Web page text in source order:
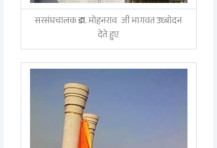
सरसंघचालकडा.मोहनराव जी भागवत उध्बोदन
देते हुए